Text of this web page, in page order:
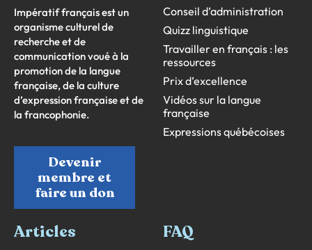
Impératif français est un
organisme culturel de
recherche et de
communication voué à la
promotion de la langue
française, de la culture
d’expression française et de
la francophonie.
Devenir
membre et
faire un don
Conseil d’administration
Quizz linguistique
Travailler en français : les
ressources
Prix d’excellence
Vidéos sur la langue
française
Expressions québécoises
Articles
FAQ